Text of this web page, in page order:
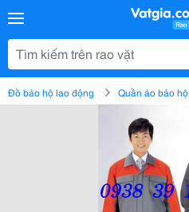
Đồ bảo hộ lao động Quần áo bảo hộ